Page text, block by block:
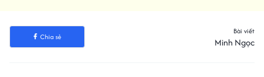
Chia sẻ
Bài viết
Minh Ngọc